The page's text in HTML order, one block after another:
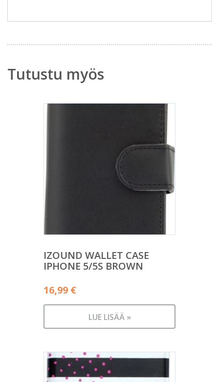
Tutustu myös
IZOUND WALLET CASE
IPHONE 5/5S BROWN
16,99 €
LUE LISÄÄ »